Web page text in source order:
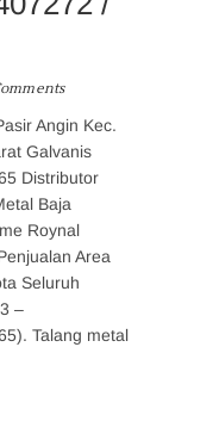
Angin Kec.
Galvanis
Distributor
Baja
Roynal
Area
Seluruh
–
Talang metal